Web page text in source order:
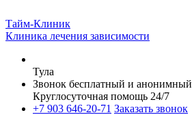
Тайм-Клиник
Клиника лечения зависимости
Тула
Звонок бесплатный и анонимный
Круглосуточная помощь 24/7
+7 903 646-20-71 Заказать звонок